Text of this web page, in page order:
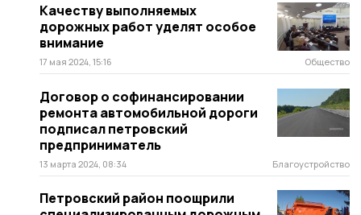
Качеству выполняемых
дорожных работ уделят особое
внимание
17 мая 2024, 15:16 Общество
Договор о софинансировании
ремонта автомобильной дороги
подписал петровский
предприниматель
13 марта 2024, 08:34 Благоустройство
Петровский район поощрили